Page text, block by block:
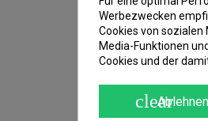
Werbezwecken
Cookies von
Media-Funktionen
Cookies und der
clearAblehnen